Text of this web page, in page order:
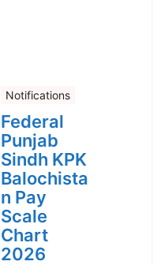
Notifications
Federal
Punjab
Sindh KPK
Balochista
n Pay
Scale
Chart
2026